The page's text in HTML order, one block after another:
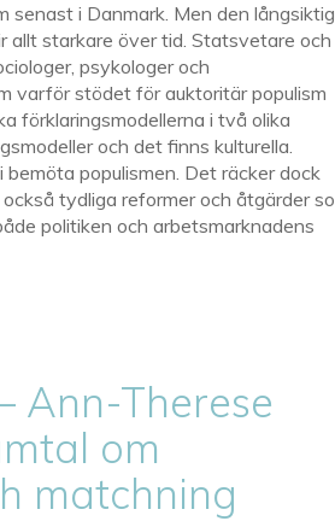
senast i Danmark. Men den
allt starkare över tid. Statsvetare och
psykologer och
varför stödet för auktoritär populism
förklaringsmodellerna i två olika
och det finns kulturella.
populismen. Det räcker dock
tydliga reformer och åtgärder
politiken och arbetsmarknadens
Ann-Therese
om
matchning